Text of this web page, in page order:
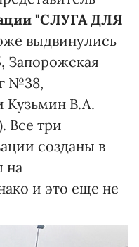
"СЛУГА ДЛЯ
выдвинулись
Запорожская
№38,
Кузьмин В.А.
Все три
созданы в
на
и это еще не